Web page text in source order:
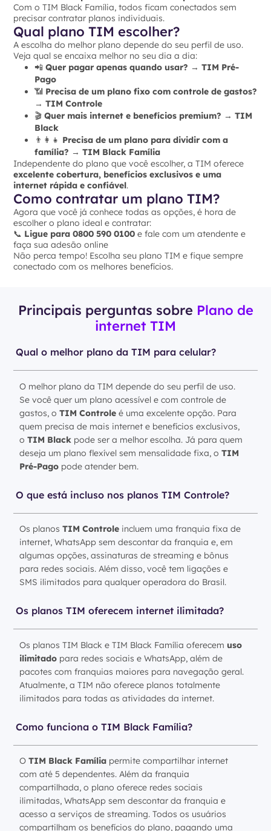
Com o TIM Black Família, todos ficam conectados sem
precisar contratar planos individuais.
Qual plano TIM escolher?
A escolha do melhor plano depende do seu perfil de uso.
Veja qual se encaixa melhor no seu dia a dia:
📲Quer pagar apenas quando usar? →TIM Pré-
Pago
📶 Precisa de um plano fixo com controle de gastos?
→TIM Controle
🎬Quer mais internet e benefícios premium? →TIM
Black
👨‍👩‍👧 Precisa de um plano para dividir com a
família? →TIM Black Família
Independente do plano que você escolher, a TIM oferece
excelente cobertura, benefícios exclusivos e uma
internet rápida e confiável.
Como contratar um plano TIM?
Agora que você já conhece todas as opções, é hora de
escolher o plano ideal e contratar:
📞 Ligue para 0800 590 0100 e fale com um atendente e
faça sua adesão online
Não perca tempo! Escolha seu plano TIM e fique sempre
conectado com os melhores benefícios.
Principais perguntas sobre Plano de
internet TIM
Qual o melhor plano da TIM para celular?
O melhor plano da TIM depende do seu perfil de uso.
Se você quer um plano acessível e com controle de
gastos, oTIM Controle é uma excelente opção. Para
quem precisa de mais internet e benefícios exclusivos,
oTIM Black pode ser a melhor escolha. Já para quem
deseja um plano flexível sem mensalidade fixa, oTIM
Pré-Pago pode atender bem.
O que está incluso nos planos TIM Controle?
Os planosTIM Controle incluem uma franquia fixa de
internet, WhatsApp sem descontar da franquia e, em
algumas opções, assinaturas de streaming e bônus
para redes sociais. Além disso, você tem ligações e
SMS ilimitados para qualquer operadora do Brasil.
Os planos TIM oferecem internet ilimitada?
Os planos TIM Black e TIM Black Família oferecem uso
ilimitado para redes sociais e WhatsApp, além de
pacotes com franquias maiores para navegação geral.
Atualmente, a TIM não oferece planos totalmente
ilimitados para todas as atividades da internet.
Como funciona o TIM Black Família?
OTIM Black Família permite compartilhar internet
com até 5 dependentes. Além da franquia
compartilhada, o plano oferece redes sociais
ilimitadas, WhatsApp sem descontar da franquia e
acesso a serviços de streaming. Todos os usuários
compartilham os benefícios do plano, pagando uma